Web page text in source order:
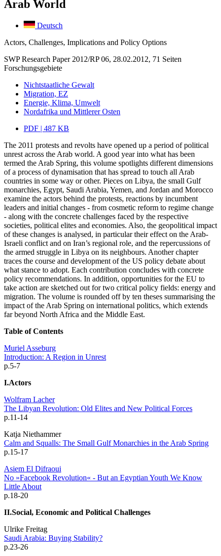
Arab World
Deutsch
Actors, Challenges, Implications and Policy Options
SWP Research Paper 2012/RP 06, 28.02.2012, 71 Seiten
Forschungsgebiete
Nichtstaatliche Gewalt
Migration, EZ
Energie, Klima, Umwelt
Nordafrika und Mittlerer Osten
PDF | 487 KB
The 2011 protests and revolts have opened up a period of political
unrest across the Arab world. A good year into what has been
termed the Arab Spring, this volume spotlights different dimensions
of a process of dynamisation that has spread to touch all Arab
countries in some way or other. Pieces on Libya, the small Gulf
monarchies, Egypt, Saudi Arabia, Yemen, and Jordan and Morocco
examine the actors behind the protests, reactions by incumbent
leaders and initial changes - from cosmetic reform to regime change
- along with the concrete challenges faced by the respective
societies, political elites and economies. Also, the geopolitical impact
of these changes is analysed, in particular their effect on the Arab-
Israeli conflict and on Iran’s regional role, and the repercussions of
the armed struggle in Libya on its neighbours. Another chapter
traces the course and development of the US policy debate about
what stance to adopt. Each contribution concludes with concrete
policy recommendations. In addition, opportunities for the EU to
take action are sketched out for two critical policy fields: energy and
migration. The volume is rounded off by ten theses summarising the
impact of the Arab Spring on international politics, which extends
far beyond North Africa and the Middle East.
Table of Contents
Muriel Asseburg
Introduction: A Region in Unrest
p.5-7
I.Actors
Wolfram Lacher
The Libyan Revolution: Old Elites and New Political Forces
p.11-14
Katja Niethammer
Calm and Squalls: The Small Gulf Monarchies in the Arab Spring
p.15-17
Asiem El Difraoui
No »Facebook Revolution« - But an Egyptian Youth We Know
Little About
p.18-20
II.Social, Economic and Political Challenges
Ulrike Freitag
Saudi Arabia: Buying Stability?
p.23-26